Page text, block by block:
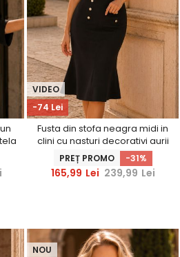
-74 Lei
VIDEO
Fusta din stofa neagra midi in
clini cu nasturi decorativi aurii
- StarShinerS
PREȚ PROMO -31%
165,99 Lei 239,99 Lei
NOU